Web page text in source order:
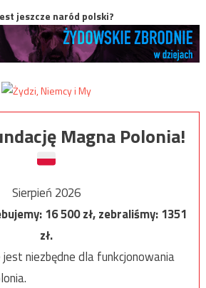
jeszcze naród polski?
Magna Polonia!
Sierpień 2026
16 500zł, zebraliśmy:1351
zł.
niezbędne dla funkcjonowania